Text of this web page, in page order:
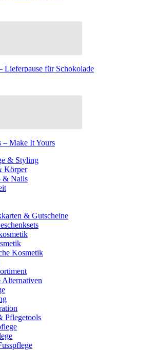
Lieferpause für Schokolade
– Make It Yours
& Styling
Körper
& Nails
& Gutscheine
Kosmetik
Alternativen
Pflegetools